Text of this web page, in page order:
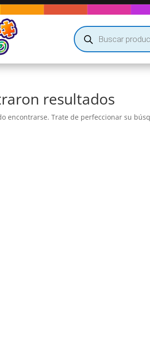
Búsqueda
de
productos
resultados
encontrarse. Trate de perfeccionar su